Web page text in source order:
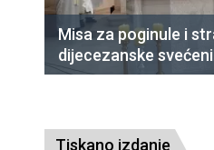
Misa za poginule i
dijecezanske
Tiskano izdanje